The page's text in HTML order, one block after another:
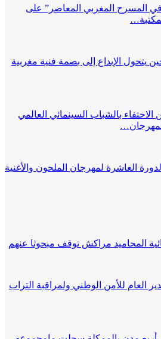
المسرح المغربي المعاصر” على
يتحول الإبداع إلى بصمة فنية مغربية
بالشباب السينمائي العالمي
العاشرة لمهرجان الملحون والأغنية
المحاميد مراكش توقف مبحوثا عنهم
العام للأمن الوطني ولمراقبة التراب